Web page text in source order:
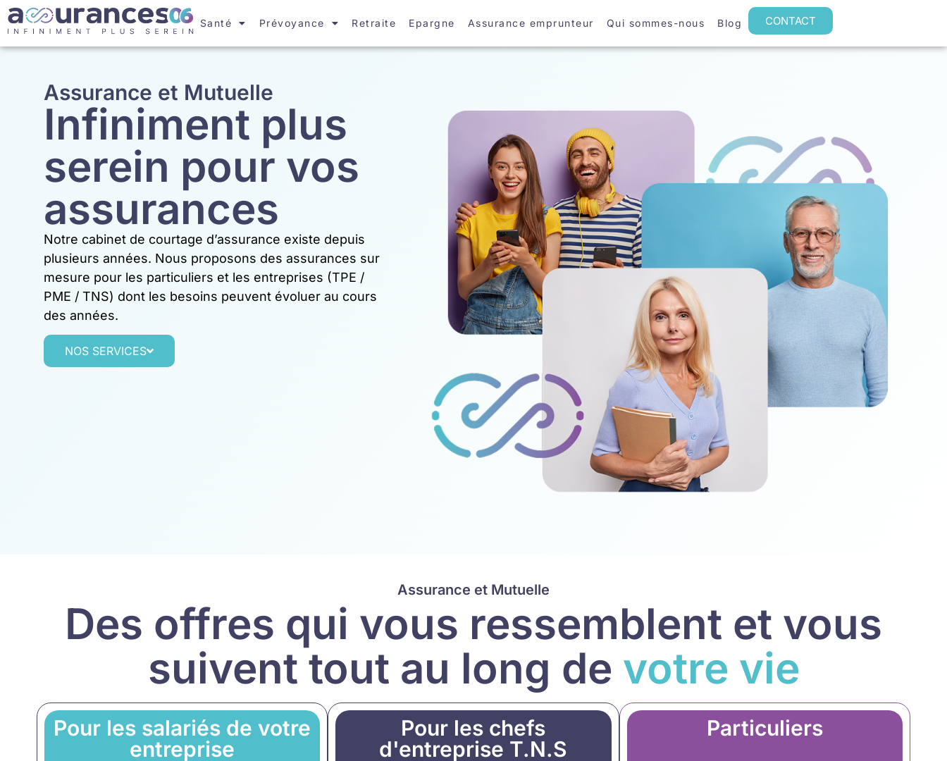
Santé Prévoyance Retraite Epargne Assurance emprunteur Qui sommes-nous Blog CONTACT
Assurance et Mutuelle
Infiniment plus
serein pour vos
assurances
Notre cabinet de courtage d’assurance existe depuis
plusieurs années. Nous proposons des assurances sur
mesure pour les particuliers et les entreprises (TPE /
PME / TNS) dont les besoins peuvent évoluer au cours
des années.
NOS SERVICES
Assurance et Mutuelle
Des offres qui vous ressemblent et vous
suivent tout au long de votre vie
Pour les salariés de votre
entreprise
Pour les chefs
d'entreprise T.N.S
Particuliers